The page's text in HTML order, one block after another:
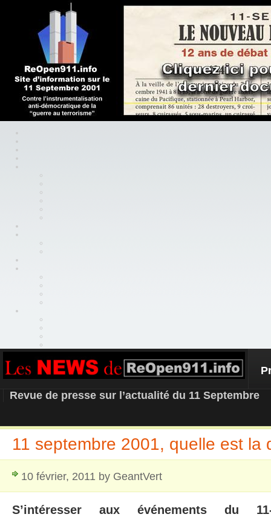
REOPEN911 – NEWS
Revue de presse sur l’actualité du 11 Septembre
11 septembre 2001, quelle est la
10 février, 2011 by GeantVert
S’intéresser aux événements du 11-